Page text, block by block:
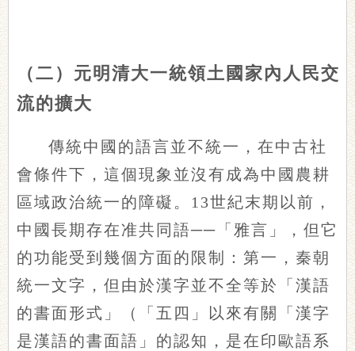
（二）元明清大一統領土國家內人民交
流的擴大
傳統中國的語言並不統一，在中古社
會條件下，這個現象並沒有成為中國農耕
區域政治統一的障礙。13世紀末期以前，
中國長期存在准共同語──「雅言」，但它
的功能受到幾個方面的限制：第一，秦朝
統一文字，但由於漢字並不全等於「漢語
的書面形式」（「五四」以來有關「漢字
是漢語的書面語」的認知，是在印歐語系